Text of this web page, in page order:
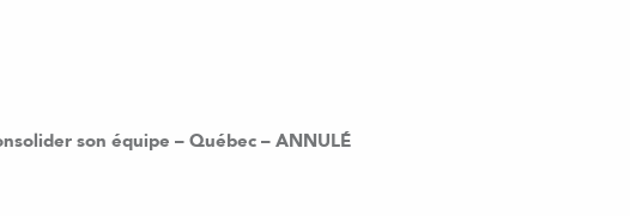
son équipe – Québec – ANNULÉ